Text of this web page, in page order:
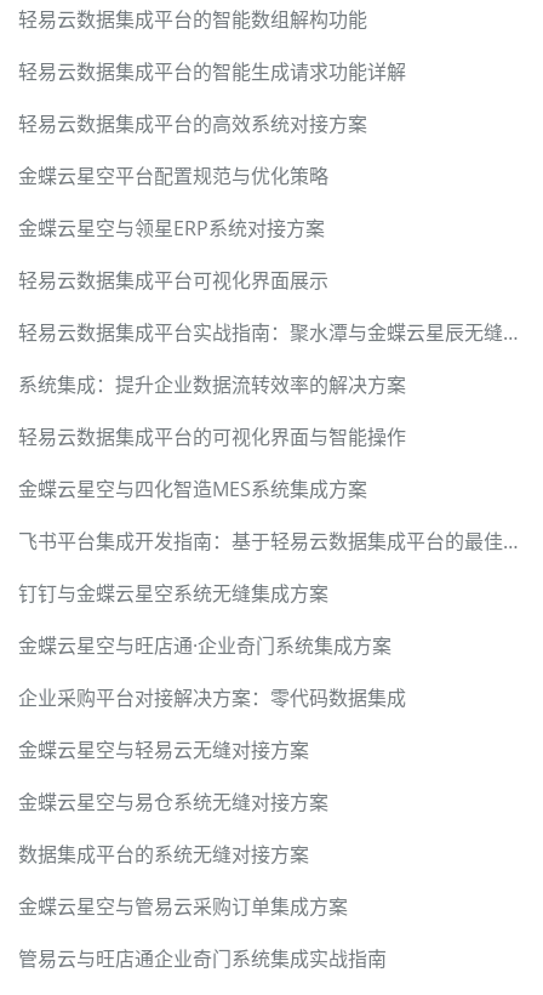
轻易云数据集成平台的智能数组解构功能
轻易云数据集成平台的智能生成请求功能详解
轻易云数据集成平台的高效系统对接方案
金蝶云星空平台配置规范与优化策略
金蝶云星空与领星ERP系统对接方案
轻易云数据集成平台可视化界面展示
轻易云数据集成平台实战指南：聚水潭与金蝶云星辰无缝对接
系统集成：提升企业数据流转效率的解决方案
轻易云数据集成平台的可视化界面与智能操作
金蝶云星空与四化智造MES系统集成方案
飞书平台集成开发指南：基于轻易云数据集成平台的最佳实践
钉钉与金蝶云星空系统无缝集成方案
金蝶云星空与旺店通·企业奇门系统集成方案
企业采购平台对接解决方案：零代码数据集成
金蝶云星空与轻易云无缝对接方案
金蝶云星空与易仓系统无缝对接方案
数据集成平台的系统无缝对接方案
金蝶云星空与管易云采购订单集成方案
管易云与旺店通企业奇门系统集成实战指南